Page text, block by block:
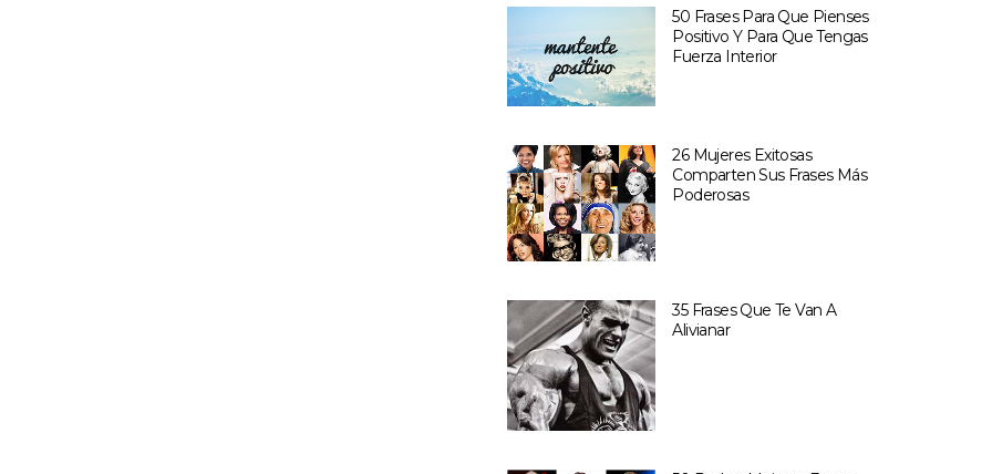
50 Frases Para Que Pienses
Positivo Y Para Que Tengas
Fuerza Interior
26 Mujeres Exitosas
Comparten Sus Frases Más
Poderosas
35 Frases Que Te Van A
Alivianar